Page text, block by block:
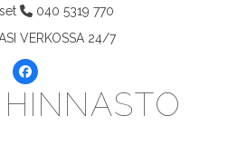
040 5319 770
VERKOSSA 24/7
Facebook
HINNASTO